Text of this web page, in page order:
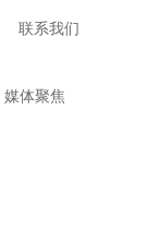
联系我们
媒体聚焦